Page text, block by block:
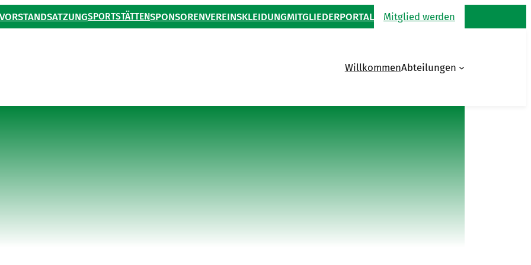
VORSTANDSATZUNGSPORTSTÄTTENSPONSORENVEREINSKLEIDUNGMITGLIEDERPORTAL Mitglied werden
WillkommenAbteilungen